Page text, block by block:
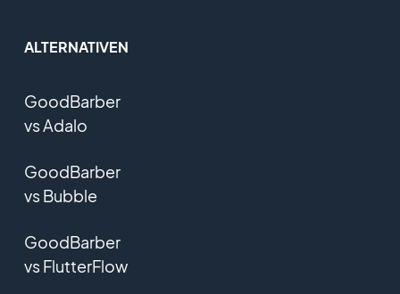
ALTERNATIVEN
GoodBarber
vs Adalo
GoodBarber
vs Bubble
GoodBarber
vs FlutterFlow